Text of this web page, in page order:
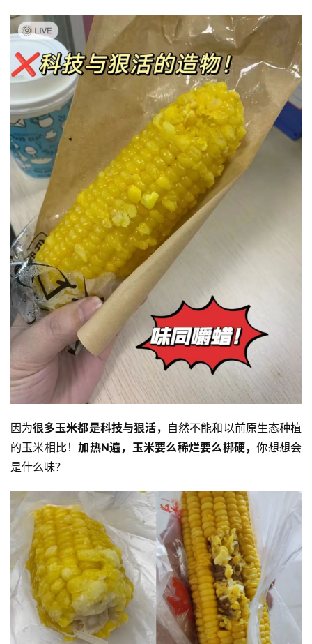
因为很多玉米都是科技与狠活， 自然不能和以前原生态种植
的玉米相比！加热N遍，玉米要么稀烂要么梆硬，你想想会
是什么味？